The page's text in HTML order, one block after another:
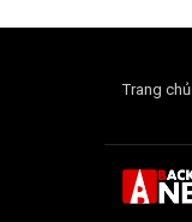
Trang chủ